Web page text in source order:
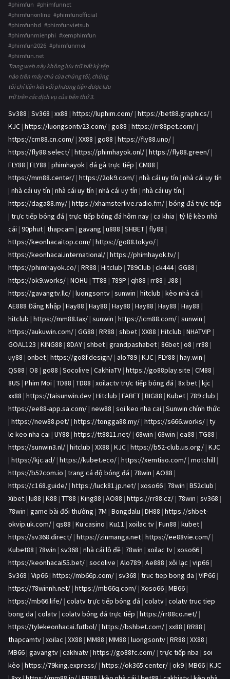
#phimfun #phimfunnet
#phimfunonline #phimfunofficial
#phimfunhd #phimfunvietsub
#phimfunmienphi #xemphimfun
#phimfun2026 #phimfunmoi
#phimfun.net
Trang web này không lưu trữ bất kỳ tệp
nào trên máy chủ của chúng tôi, chúng
tôi chỉ liên kết với phương tiện được lưu
trữ trên các dịch vụ của bên thứ 3.
Sv388 | Sv368 | xx88 | https://luphim.com/ | https://bet88.graphics/ |
KJC | https://luongsontv23.com/ | go88 | https://rr88pet.com/ |
https://cm88.cn.com/ | XX88 | go88 | https://fly88.uno/ |
https://fly88.select/ | https://phimhayok.onl/ | https://fly88.green/ |
FLY88 | FLY88 | phimhayok | đá gà trực tiếp | CM88 |
https://mm88.center/ | https://2ok9.com/ | nhà cái uy tín | nhà cái uy tín
| nhà cái uy tín | nhà cái uy tín | nhà cái uy tín | nhà cái uy tín |
https://daga88.my/ | https://xhamsterlive.radio.fm/ | bóng đá trực tiếp
| trực tiếp bóng đá | trực tiếp bóng đá hôm nay | ca khia | tỷ lệ kèo nhà
cái | 90phut | thapcam | gavang | u888 | SHBET | fly88 |
https://keonhacaitop.com/ | https://go88.tokyo/ |
https://keonhacai.international/ | https://phimhayok.tv/ |
https://phimhayok.co/ | RR88 | Hitclub | 789Club | ck444| GG88 |
https://ok9.works/ | NOHU | TT88 | 789P | qh88 | rr88 | J88 |
https://gavangtv.llc/ | luongsontv | sunwin | hitclub | kèo nhà cái |
AE888 Đăng Nhập | Hay88 | Hay88 | Hay88 | Hay88 | Hay88 | Hay88 |
hitclub | https://mm88.tax/ | sunwin | https://icm88.com/ | sunwin |
https://aukuwin.com/ | GG88 | RR88 | shbet | XX88 | Hitclub | NHATVIP |
GOAL123 | KING88 | 8DAY | shbet | grandpashabet | 86bet | o8 | rr88 |
uy88 | onbet | https://go8f.design/ | alo789 | KJC | FLY88 | hay.win |
QS88 | O8 | go88 | Socolive | CakhiaTV | https://go88play.site | CM88 |
8US | Phim Moi | TD88 | TD88 | xoilactv trực tiếp bóng đá | 8x bet | kjc |
xx88 | https://taisunwin.dev | Hitclub | FABET | BIG88 | Kubet | 789 club |
https://ee88-app.sa.com/ | new88 | soi keo nha cai | Sunwin chính thức
| https://new88.pet/ | https://tongga88.my/ | https://s666.works/ | ty
le keo nha cai | UY88 | https://tt8811.net/ | 68win | 68win | ea88 | TG88 |
https://sunwin3.nl/ | hitclub | XX88 | KJC | https://b52-club.us.org/ | KJC
| https://kjc.ad/ | https://kubet.eco/ | https://xemtiso.com/ | motchill |
https://b52com.io | trang cá độ bóng đá | 78win | AO88 |
https://c168.guide/ | https://luck81.jp.net/ | xoso66 | 78win | B52club |
Xibet | lu88 | K88 | TT88 | King88 | AO88 | https://rr88.cz/ | 78win | sv368 |
78win | game bài đổi thưởng | 7M | Bongdalu | DH88 | https://shbet-
okvip.uk.com/ | qs88 | Ku casino | Ku11 | xoilac tv | Fun88 | kubet |
https://sv368.direct/ | https://zinmanga.net | https://ee88vie.com/ |
Kubet88 | 78win | sv368 | nhà cái lô đề | 78win | xoilac tv | xoso66 |
https://keonhacai55.bet/ | socolive | Alo789 | Ae888 | xôi lạc | vip66 |
Sv368 | Vip66 | https://mb66p.com/ | sv368 | truc tiep bong da | VIP66 |
https://78winnh.net/ | https://mb66q.com/ | Xoso66 | MB66 |
https://mb66.life/ | colatv trực tiếp bóng đá | colatv | colatv truc tiep
bong da | colatv | colatv bóng đá trực tiếp | https://rr88co.net/ |
https://tylekeonhacai.futbol/ | https://bshbet.com/ | xx88 | RR88 |
thapcamtv | xoilac | XX88 | MM88 | MM88 | luongsontv | RR88 | XX88 |
MB66 | gavangtv | cakhiatv | https://go88fc.com/ | trực tiếp nba | soi
kèo | https://79king.express/ | https://ok365.center/ | ok9 | MB66 | KJC